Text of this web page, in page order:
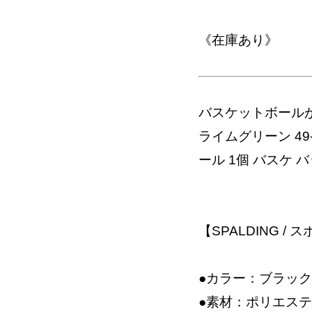
《在庫あり》
バスケットボール
ライムグリーン
ール 1個 バスケ
【SPALDING / ス
●カラー：ブラッ
●素材：ポリエス